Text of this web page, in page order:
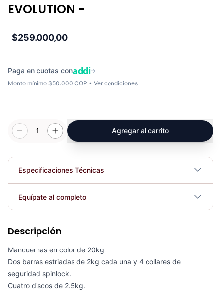
EVOLUTION -
$259.000,00
Paga en cuotas conaddi→
Monto mínimo $50.000 COP • Ver condiciones
1 Agregar al carrito
Especificaciones Técnicas
Plegable No
Equípate al completo
COP 316,307.00
Descripción
Mancuernas en color de 20kg
Dos barras estriadas de 2kg cada una y 4 collares de
seguridad spinlock.
Cuatro discos de 2.5kg.